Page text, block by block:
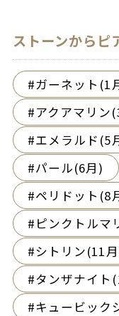
ストーンからピ
ガーネット(1
アクアマリン
エメラルド(5
パール(6月)
ペリドット(8
ピンクトルマ
シトリン(11
タンザナイト
キュービック